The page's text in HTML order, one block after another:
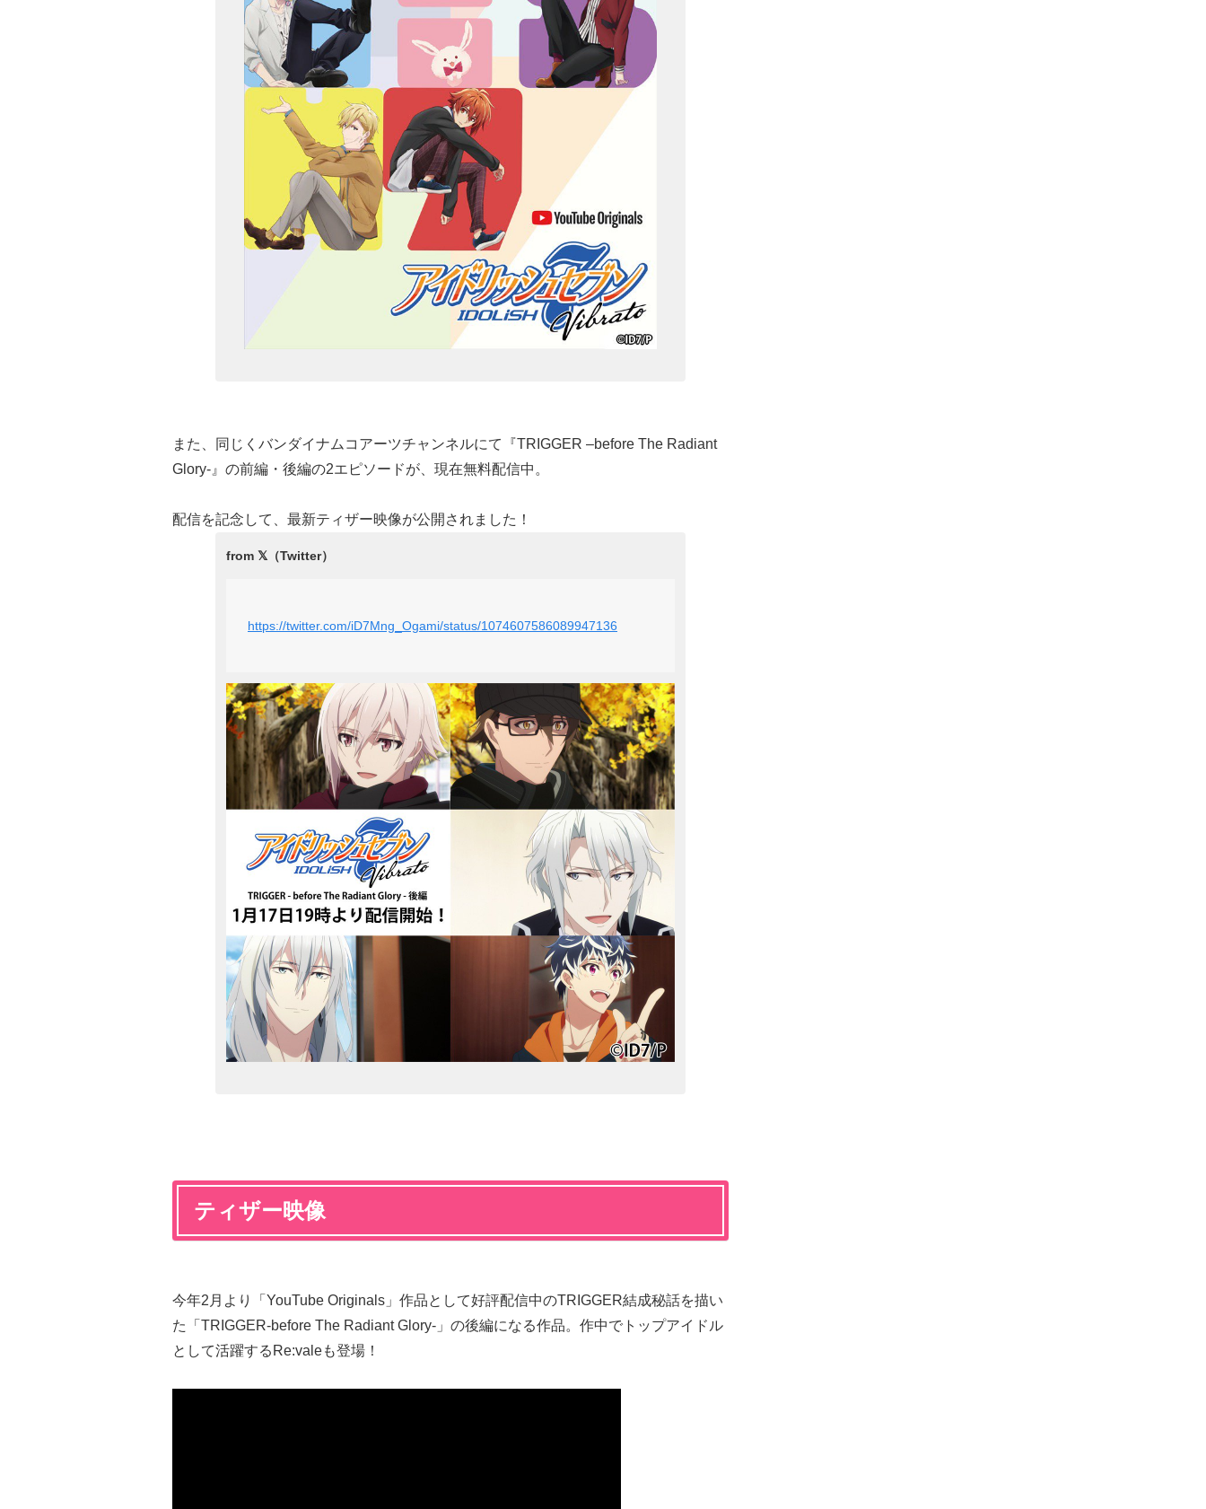
また、同じくバンダイナムコアーツチャンネルにて『TRIGGER –before The Radiant
Glory-』の前編・後編の2エピソードが、現在無料配信中。
配信を記念して、最新ティザー映像が公開されました！
https://twitter.com/iD7Mng_Ogami/status/1074607586089947136
ティザー映像
今年2月より「YouTube Originals」作品として好評配信中のTRIGGER結成秘話を描い
た「TRIGGER-before The Radiant Glory-」の後編になる作品。作中でトップアイドル
として活躍するRe:valeも登場！